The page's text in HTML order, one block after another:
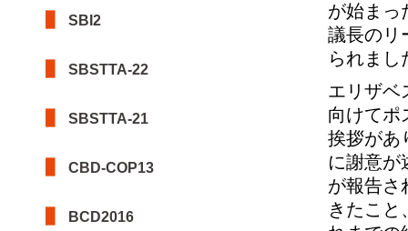
SBI2
SBSTTA-22
SBSTTA-21
CBD-COP13
BCD2016
が始まっ
議長のリ
られまし
エリザベ
向けてポ
挨拶があ
に謝意が
が報告さ
きたこ